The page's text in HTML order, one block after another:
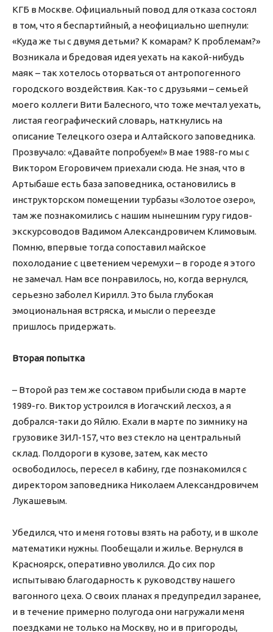
КГБ в Москве. Официальный повод для отказа состоял
в том, что я беспартийный, а неофициально шепнули:
«Куда же ты с двумя детьми? К комарам? К проблемам?»
Возникала и бредовая идея уехать на какой-нибудь
маяк – так хотелось оторваться от антропогенного
городского воздействия. Как-то с друзьями – семьей
моего коллеги Вити Балесного, что тоже мечтал уехать,
листая географический словарь, наткнулись на
описание Телецкого озера и Алтайского заповедника.
Прозвучало: «Давайте попробуем!» В мае 1988-го мы с
Виктором Егоровичем приехали сюда. Не зная, что в
Артыбаше есть база заповедника, остановились в
инструкторском помещении турбазы «Золотое озеро»,
там же познакомились с нашим нынешним гуру гидов-
экскурсоводов Вадимом Александровичем Климовым.
Помню, впервые тогда сопоставил майское
похолодание с цветением черемухи – в городе я этого
не замечал. Нам все понравилось, но, когда вернулся,
серьезно заболел Кирилл. Это была глубокая
эмоциональная встряска, и мысли о переезде
пришлось придержать.
Вторая попытка
– Второй раз тем же составом прибыли сюда в марте
1989-го. Виктор устроился в Иогачский лесхоз, а я
добрался-таки до Яйлю. Ехали в марте по зимнику на
грузовике ЗИЛ-157, что вез стекло на центральный
склад. Полдороги в кузове, затем, как место
освободилось, пересел в кабину, где познакомился с
директором заповедника Николаем Александровичем
Лукашевым.
Убедился, что и меня готовы взять на работу, и в школе
математики нужны. Пообещали и жилье. Вернулся в
Красноярск, оперативно уволился. До сих пор
испытываю благодарность к руководству нашего
вагонного цеха. О своих планах я предупредил заранее,
и в течение примерно полугода они нагружали меня
поездками не только на Москву, но и в пригороды,